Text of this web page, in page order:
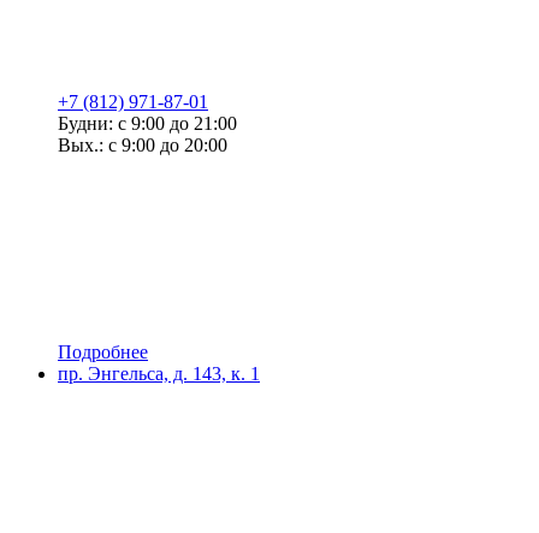
+7 (812) 971-87-01
Будни: с 9:00 до 21:00
Вых.: с 9:00 до 20:00
Подробнее
пр. Энгельса, д. 143, к. 1